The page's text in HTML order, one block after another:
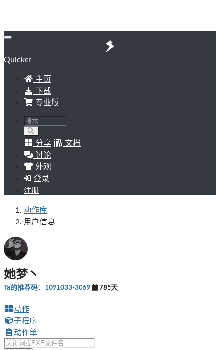
Quicker
主页
下载
专业版
分享
文档
讨论
外观
登录
注册
动作库
用户信息
她梦丶
Ta的推荐码：1091033-3069 785天
动作
子程序
动作单